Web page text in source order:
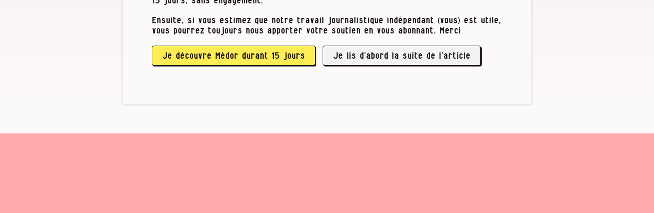
Le but annoncé de ce raffinement technologique est de vous faire prendre
le moins de risques possible. Car à l’heure des GSM et des e-mails sous
surveillance, le déficit de paranoïa serait un mal répandu.« L’objectif est de
protéger les sources contre elles-mê­mes …
Ensuite, si vous estimez que notre travail journalistique indépendant (vous) est utile,
vous pourrez toujours nous apporter votre soutien en vous abonnant. Merci
Je découvre Médor durant 15 jours Je lis d’abord la suite de l’article